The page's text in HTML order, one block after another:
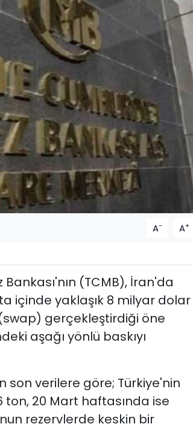
A- A+
(TCMB), İran'da
içinde yaklaşık 8 milyar dolar
gerçekleştirdiği öne
aşağı yönlü baskıyı
son verilere göre; Türkiye'nin
ton, 20 Mart haftasında ise
rezervlerde keskin bir